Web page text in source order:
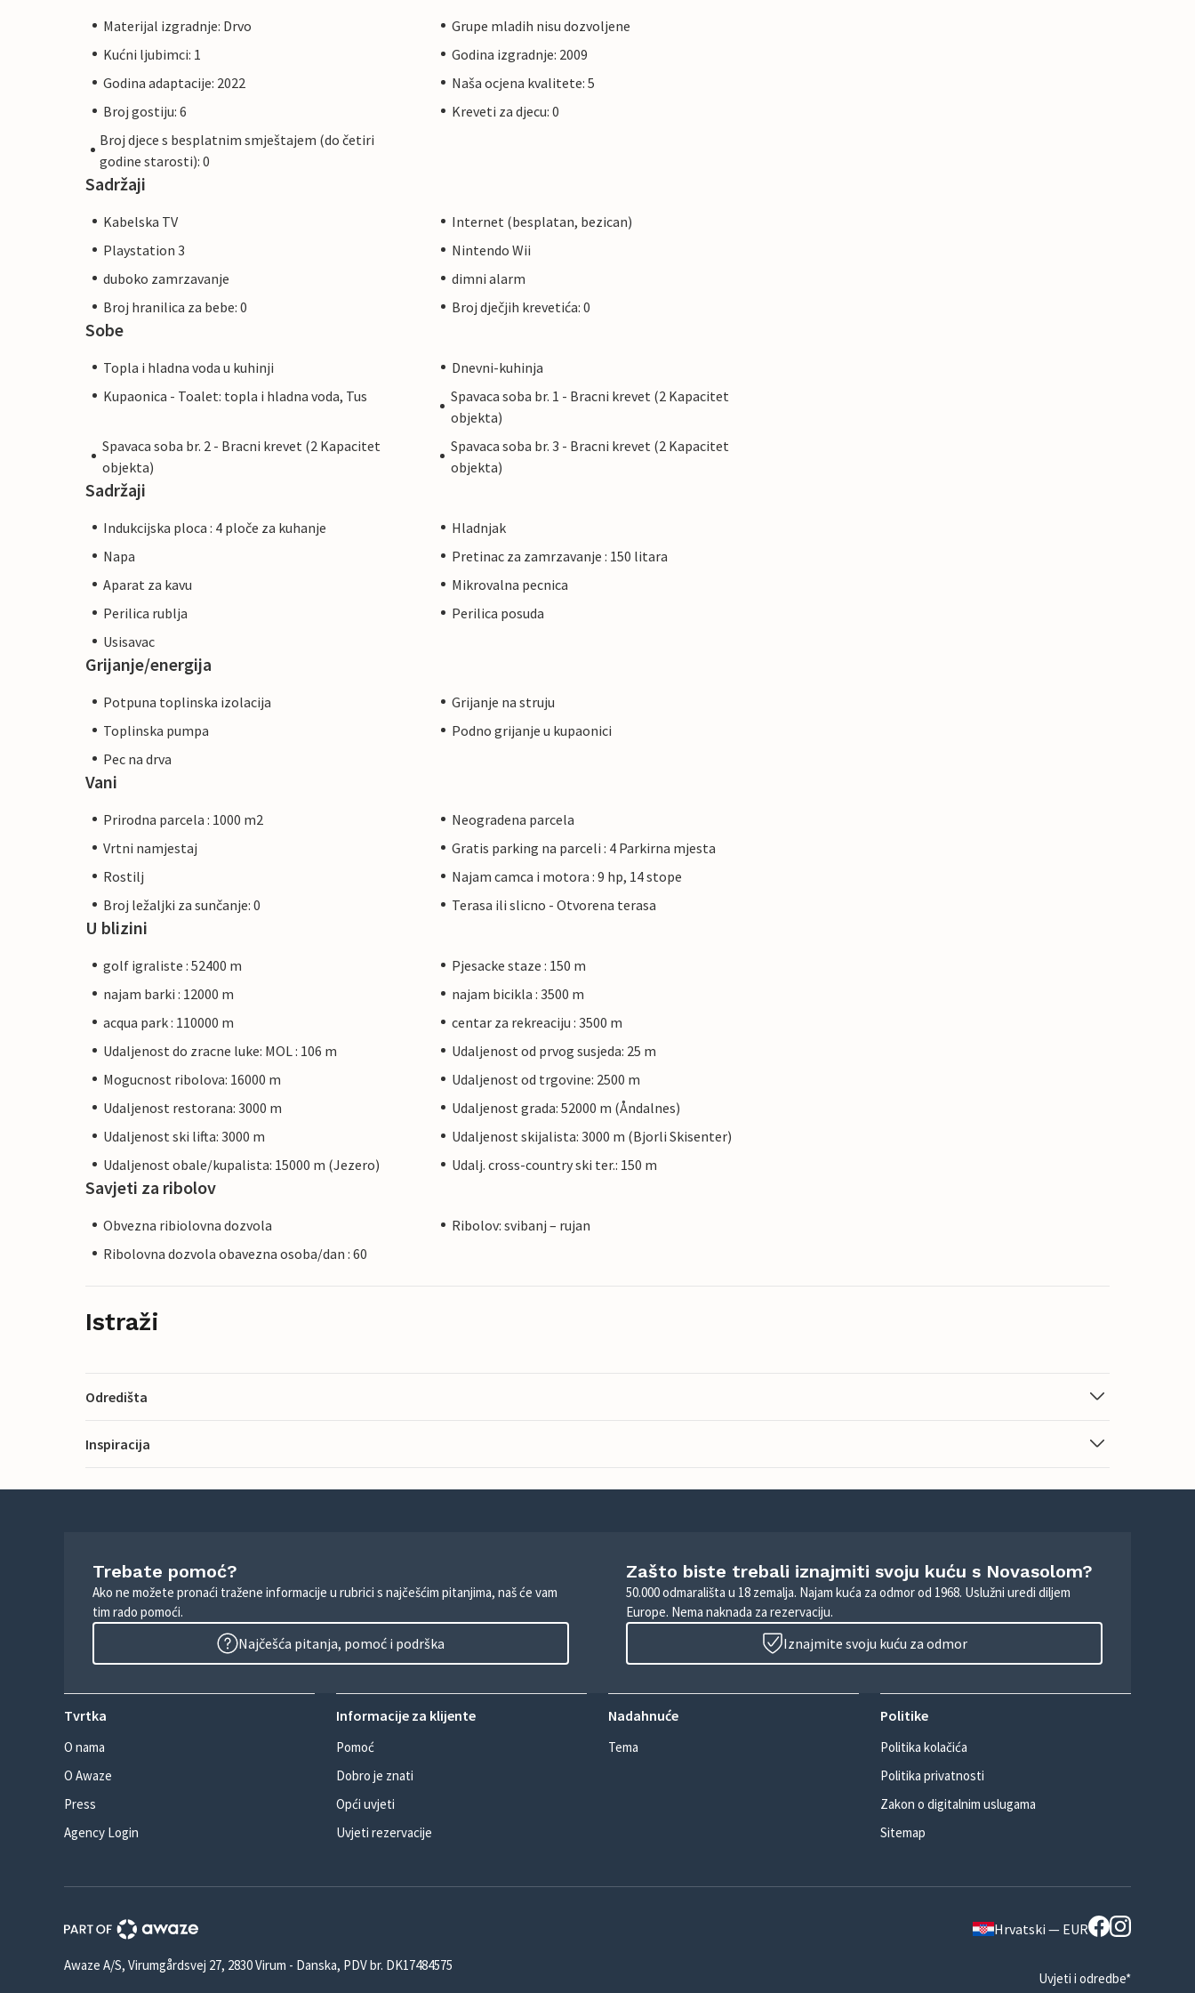
Materijal izgradnje: Drvo
Grupe mladih nisu dozvoljene
Kućni ljubimci: 1
Godina izgradnje: 2009
Godina adaptacije: 2022
Naša ocjena kvalitete: 5
Broj gostiju: 6
Kreveti za djecu: 0
Broj djece s besplatnim smještajem (do četiri
godine starosti): 0
Sadržaji
Kabelska TV
Internet (besplatan, bezican)
Playstation 3
Nintendo Wii
duboko zamrzavanje
dimni alarm
Broj hranilica za bebe: 0
Broj dječjih krevetića: 0
Sobe
Topla i hladna voda u kuhinji
Dnevni-kuhinja
Kupaonica - Toalet: topla i hladna voda, Tus
Spavaca soba br. 1 - Bracni krevet (2 Kapacitet
objekta)
Spavaca soba br. 2 - Bracni krevet (2 Kapacitet
objekta)
Spavaca soba br. 3 - Bracni krevet (2 Kapacitet
objekta)
Sadržaji
Indukcijska ploca : 4 ploče za kuhanje
Hladnjak
Napa
Pretinac za zamrzavanje : 150 litara
Aparat za kavu
Mikrovalna pecnica
Perilica rublja
Perilica posuda
Usisavac
Grijanje/energija
Potpuna toplinska izolacija
Grijanje na struju
Toplinska pumpa
Podno grijanje u kupaonici
Pec na drva
Vani
Prirodna parcela : 1000 m2
Neogradena parcela
Vrtni namjestaj
Gratis parking na parceli : 4 Parkirna mjesta
Rostilj
Najam camca i motora : 9 hp, 14 stope
Broj ležaljki za sunčanje: 0
Terasa ili slicno - Otvorena terasa
U blizini
golf igraliste : 52400 m
Pjesacke staze : 150 m
najam barki : 12000 m
najam bicikla : 3500 m
acqua park : 110000 m
centar za rekreaciju : 3500 m
Udaljenost do zracne luke: MOL : 106 m
Udaljenost od prvog susjeda: 25 m
Mogucnost ribolova: 16000 m
Udaljenost od trgovine: 2500 m
Udaljenost restorana: 3000 m
Udaljenost grada: 52000 m (Åndalnes)
Udaljenost ski lifta: 3000 m
Udaljenost skijalista: 3000 m (Bjorli Skisenter)
Udaljenost obale/kupalista: 15000 m (Jezero)
Udalj. cross-country ski ter.: 150 m
Savjeti za ribolov
Obvezna ribiolovna dozvola
Ribolov: svibanj – rujan
Ribolovna dozvola obavezna osoba/dan : 60
Istraži
Odredišta
Inspiracija
Trebate pomoć?
Ako ne možete pronaći tražene informacije u rubrici s najčešćim pitanjima, naš će vam
tim rado pomoći.
Najčešća pitanja, pomoć i podrška
Zašto biste trebali iznajmiti svoju kuću s Novasolom?
50.000 odmarališta u 18 zemalja. Najam kuća za odmor od 1968. Uslužni uredi diljem
Europe. Nema naknada za rezervaciju.
Iznajmite svoju kuću za odmor
Tvrtka
O nama
O Awaze
Press
Agency Login
Informacije za klijente
Pomoć
Dobro je znati
Opći uvjeti
Uvjeti rezervacije
Nadahnuće
Tema
Politike
Politika kolačića
Politika privatnosti
Zakon o digitalnim uslugama
Sitemap
Hrvatski — EUR
Awaze A/S, Virumgårdsvej 27, 2830 Virum - Danska, PDV br. DK17484575
Uvjeti i odredbe*